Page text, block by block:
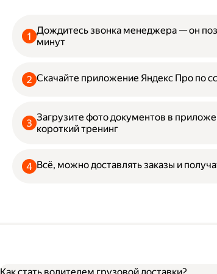
Дождитесь звонка менеджера — он
минут
Скачайте приложение Яндекс Про по
Загрузите фото документов в
короткий тренинг
Всё, можно доставлять заказы и
Как стать водителем грузовой доставки?